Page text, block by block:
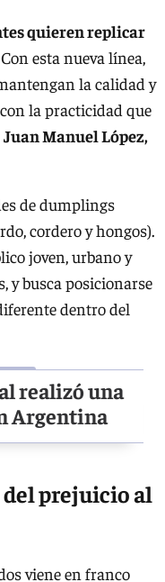
quieren replicar
esta nueva línea,
la calidad y
la practicidad que
Juan Manuel López,
de dumplings
cordero y hongos).
joven, urbano y
y busca posicionarse
dentro del
realizó una
Argentina
prejuicio al
viene en franco